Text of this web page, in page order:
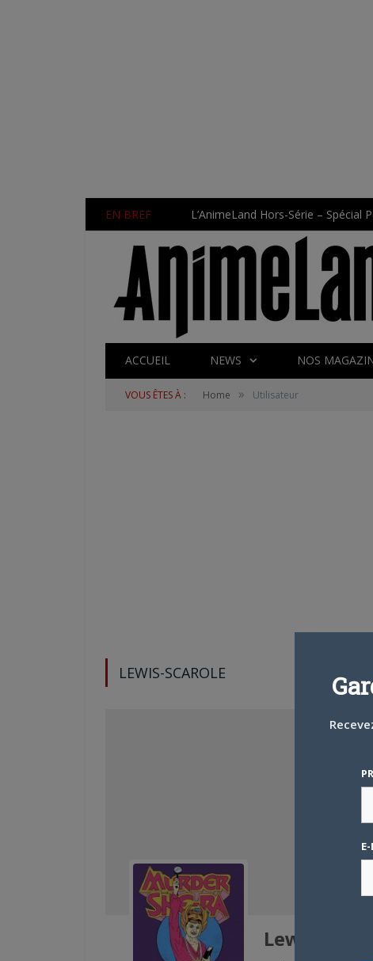
EN BREF L’AnimeLand Hors-Série – Spécial
ACCUEIL NEWS NOS
VOUS ÊTES À : Home » Utilisateur
LEWIS-SCAROLE
Lewis-